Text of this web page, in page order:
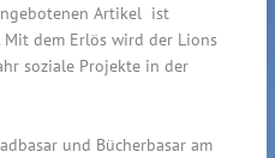
Artikel ist
dem Erlös wird der Lions
soziale Projekte in der
und Bücherbasar am